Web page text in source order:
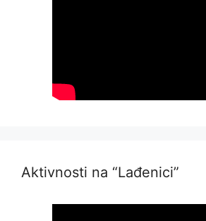
Aktivnosti na “Lađenici”